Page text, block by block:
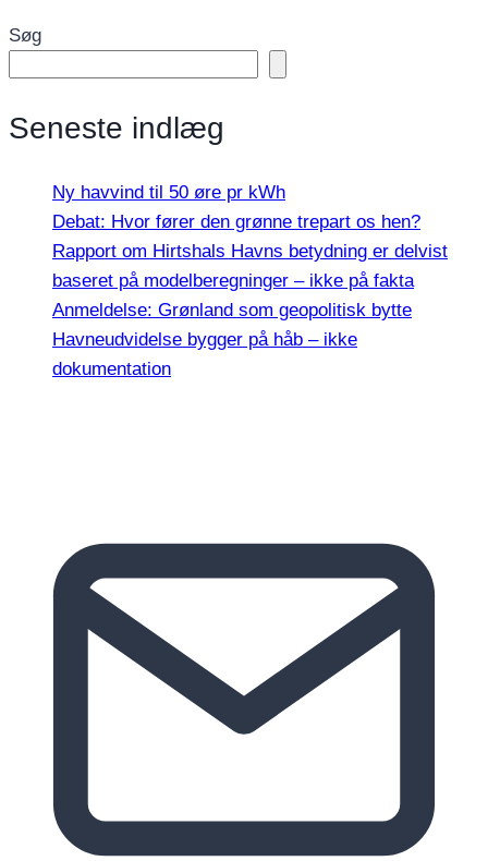
Søg
Seneste indlæg
Ny havvind til 50 øre pr kWh
Debat: Hvor fører den grønne trepart os hen?
Rapport om Hirtshals Havns betydning er delvist
baseret på modelberegninger – ikke på fakta
Anmeldelse: Grønland som geopolitisk bytte
Havneudvidelse bygger på håb – ikke
dokumentation